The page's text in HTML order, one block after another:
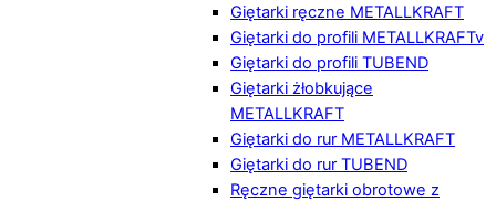
Giętarki ręczne METALLKRAFT
Giętarki do profili METALLKRAFTv
Giętarki do profili TUBEND
Giętarki żłobkujące
METALLKRAFT
Giętarki do rur METALLKRAFT
Giętarki do rur TUBEND
Ręczne giętarki obrotowe z